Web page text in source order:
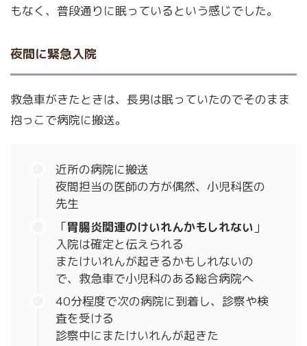
もなく、普段通りに眠っているという感じでした。
夜間に緊急入院
救急車がきたときは、長男は眠っていたのでそのまま
抱っこで病院に搬送。
近所の病院に搬送
夜間担当の医師の方が偶然、小児科医の
先生
「胃腸炎関連のけいれんかもしれない 」
入院は確定と伝えられる
またけいれんが起きるかもしれないの
で、救急車で小児科のある総合病院へ
40分程度で次の病院に到着し、診察や検
査を受ける
診察中にまたけいれんが起きた